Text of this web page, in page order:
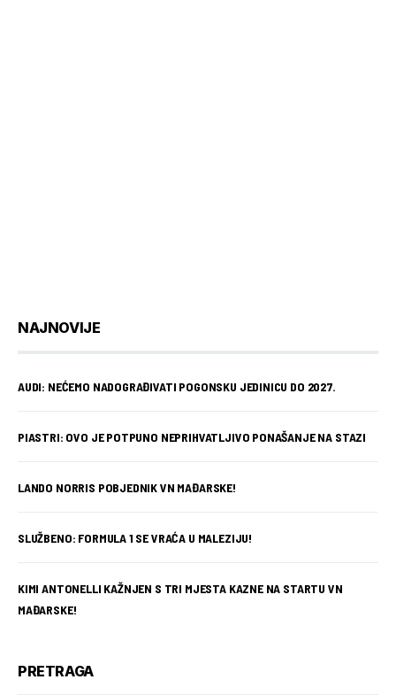
NAJNOVIJE
AUDI: NEĆEMO NADOGRAĐIVATI POGONSKU JEDINICU DO 2027.
PIASTRI: OVO JE POTPUNO NEPRIHVATLJIVO PONAŠANJE NA STAZI
LANDO NORRIS POBJEDNIK VN MAĐARSKE!
SLUŽBENO: FORMULA 1 SE VRAĆA U MALEZIJU!
KIMI ANTONELLI KAŽNJEN S TRI MJESTA KAZNE NA STARTU VN
MAĐARSKE!
PRETRAGA